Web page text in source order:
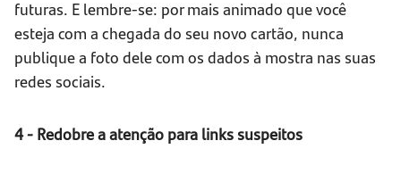
futuras. E lembre-se: por mais animado que você
esteja com a chegada do seu novo cartão, nunca
publique a foto dele com os dados à mostra nas suas
redes sociais.
4 - Redobre a atenção para links suspeitos